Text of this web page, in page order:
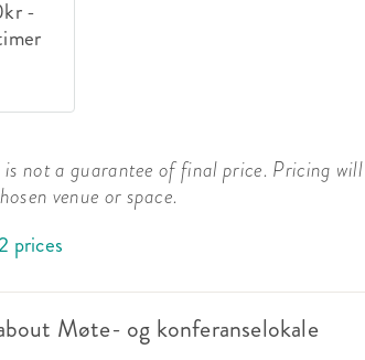
-
is not a guarantee of final price. Pricing
venue or space.
prices
Møte- og konferanselokale